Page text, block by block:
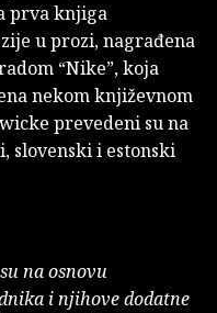
prva knjiga
u prozi, nagrađena
“Nike”, koja
nekom književnom
prevedeni su na
slovenski i estonski
na osnovu
i njihove dodatne